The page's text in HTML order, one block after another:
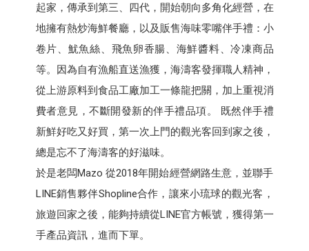
起家，傳承到第三、四代，開始朝向多角化經營，在
地擁有熱炒海鮮餐廳，以及販售海味零嘴伴手禮：小
卷片、魷魚絲、飛魚卵香腸、海鮮醬料、冷凍商品
等。因為自有漁船直送漁獲，海濤客發揮職人精神，
從上游原料到食品工廠加工一條龍把關，加上重視消
費者意見，不斷開發新的伴手禮品項。 既然伴手禮
新鮮好吃又好買，第一次上門的觀光客回到家之後，
總是忘不了海濤客的好滋味。
於是老闆Mazo 從2018年開始經營網路生意，並聯手
LINE銷售夥伴Shopline合作，讓來小琉球的觀光客，
旅遊回家之後，能夠持續從LINE官方帳號，獲得第一
手產品資訊，進而下單。